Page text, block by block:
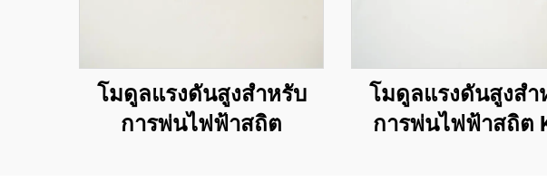
โมดูลแรงดันสูงสำหรับ
การพ่นไฟฟ้าสถิต
โมดูลแรงดันสูงสำ
การพ่นไฟฟ้าสถิต